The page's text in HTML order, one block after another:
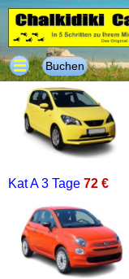
Buchen
Kat A3 Tage 72 €